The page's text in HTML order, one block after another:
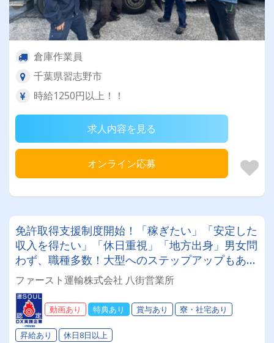
倉庫作業員
千葉県習志野市
時給1250円以上！！
求人内容を見る
オンライン応募
免許取得支援制度開始！「稼ぎたい」「安定した
収入を得たい」「休日重視」「地方出身」男女問
わず、職種多数！大型へのステップアップもあ
り！！ ●社員寮あり ●退職金あり ●免許取得支援
制度あり ●入社祝い金あり
ファースト運輸株式会社 八街営業所
動画あり 特典あり 賞与あり 寮・社宅あり
昇給あり 休日8日以上